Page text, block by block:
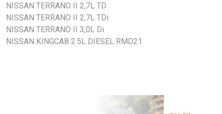
NISSAN TERRANO II 2,7L TD
NISSAN TERRANO II 2,7L TDi
NISSAN TERRANO II 3,0L Di
NISSAN KINGCAB 2.5L DIESEL RMD21